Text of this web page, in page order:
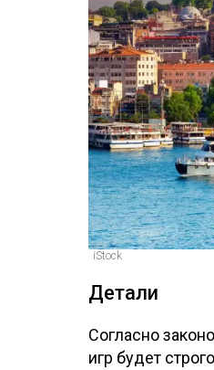
iStock
Детали
Согласно
игр будет